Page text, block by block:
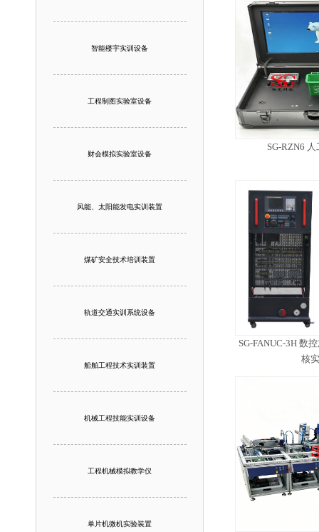
智能楼宇实训设备
工程制图实验室设备
财会模拟实验室设备
风能、太阳能发电实训装置
煤矿安全技术培训装置
轨道交通实训系统设备
船舶工程技术实训装置
机械工程技能实训设备
工程机械模拟教学仪
单片机微机实验装置
SG-RZN6
SG-FANUC-3H 数
核